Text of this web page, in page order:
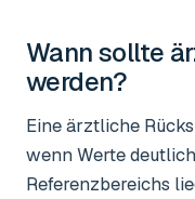
Wann sollte
werden?
Eine ärztliche
wenn Werte
Referenzbereichs